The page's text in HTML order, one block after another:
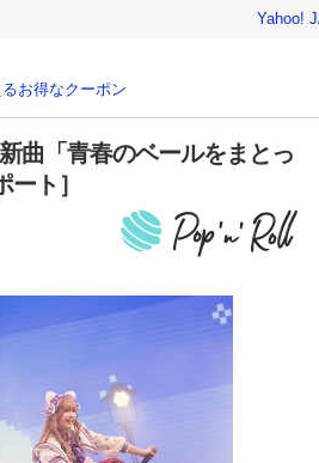
Yahoo!
お得なクーポン
曲「青春のベールをまとっ
ト］